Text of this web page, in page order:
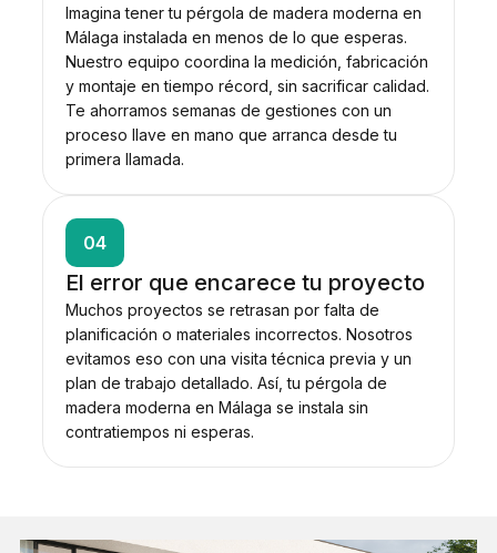
Imagina tener tu pérgola de madera moderna en
Málaga instalada en menos de lo que esperas.
Nuestro equipo coordina la medición, fabricación
y montaje en tiempo récord, sin sacrificar calidad.
Te ahorramos semanas de gestiones con un
proceso llave en mano que arranca desde tu
primera llamada.
04
El error que encarece tu proyecto
Muchos proyectos se retrasan por falta de
planificación o materiales incorrectos. Nosotros
evitamos eso con una visita técnica previa y un
plan de trabajo detallado. Así, tu pérgola de
madera moderna en Málaga se instala sin
contratiempos ni esperas.